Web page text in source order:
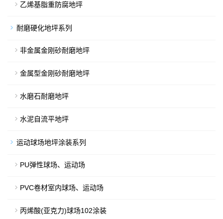
乙烯基脂重防腐地坪
耐磨硬化地坪系列
非金属金刚砂耐磨地坪
金属型金刚砂耐磨地坪
水磨石耐磨地坪
水泥自流平地坪
运动球场地坪涂装系列
PU弹性球场、运动场
PVC卷材室内球场、运动场
丙烯酸(亚克力)球场102涂装